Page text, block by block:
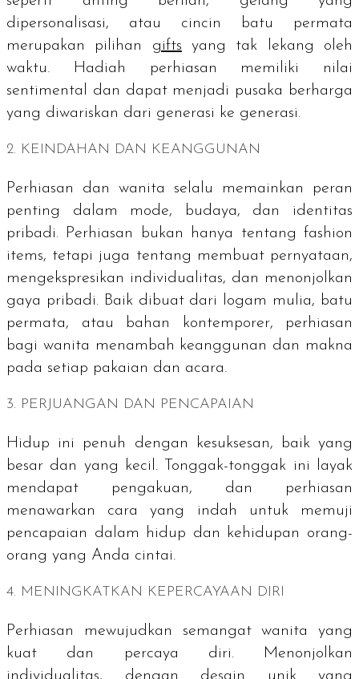
dipersonalisasi, atau cincin batu permata
merupakan pilihan gifts
yang tak lekang oleh
waktu. Hadiah perhiasan memiliki nilai
sentimental dan dapat menjadi pusaka berharga
yang diwariskan dari generasi ke generasi.
2. KEINDAHAN DAN KEANGGUNAN
Perhiasan dan wanita selalu memainkan peran
penting dalam mode, budaya, dan identitas
pribadi. Perhiasan bukan hanya tentang fashion
items, tetapi juga tentang membuat pernyataan,
mengekspresikan individualitas, dan menonjolkan
gaya pribadi. Baik dibuat dari logam mulia, batu
permata, atau bahan kontemporer, perhiasan
bagi wanita menambah keanggunan dan makna
pada setiap pakaian dan acara.
3. PERJUANGAN DAN PENCAPAIAN
Hidup ini penuh dengan kesuksesan, baik yang
besar dan yang kecil. Tonggak-tonggak ini layak
mendapat pengakuan, dan perhiasan
menawarkan cara yang indah untuk memuji
pencapaian dalam hidup dan kehidupan orang-
orang yang Anda cintai.
4. MENINGKATKAN KEPERCAYAAN DIRI
Perhiasan mewujudkan semangat wanita yang
kuat dan percaya diri. Menonjolkan